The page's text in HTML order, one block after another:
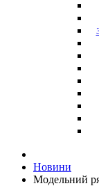
Новини
Модельний